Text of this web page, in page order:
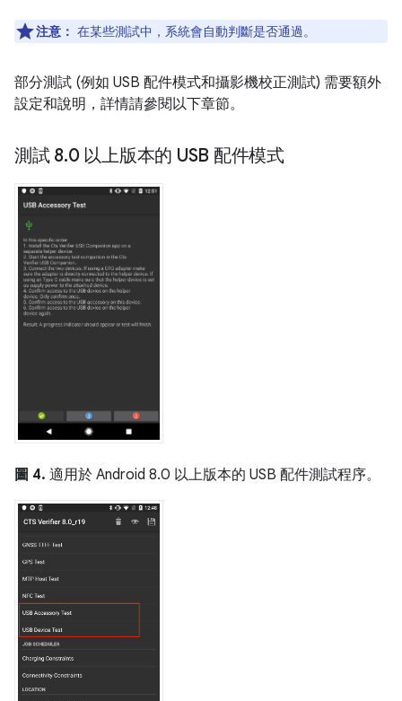
注意： 在某些測試中，系統會自動判斷是否通過。
部分測試 (例如 USB 配件模式和攝影機校正測試) 需要額外
設定和說明，詳情請參閱以下章節。
測試 8.0 以上版本的 USB 配件模式
圖 4. 適用於 Android 8.0 以上版本的 USB 配件測試程序。